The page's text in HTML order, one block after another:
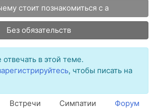
стоит познакомиться с а
Без обязательств
в этой теме.
, чтобы писать на
Встречи Симпатии Форум